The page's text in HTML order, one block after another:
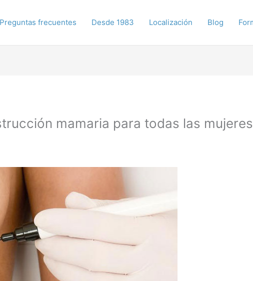
Preguntas frecuentes Desde 1983 Localización Blog
mamaria para todas las mujeres